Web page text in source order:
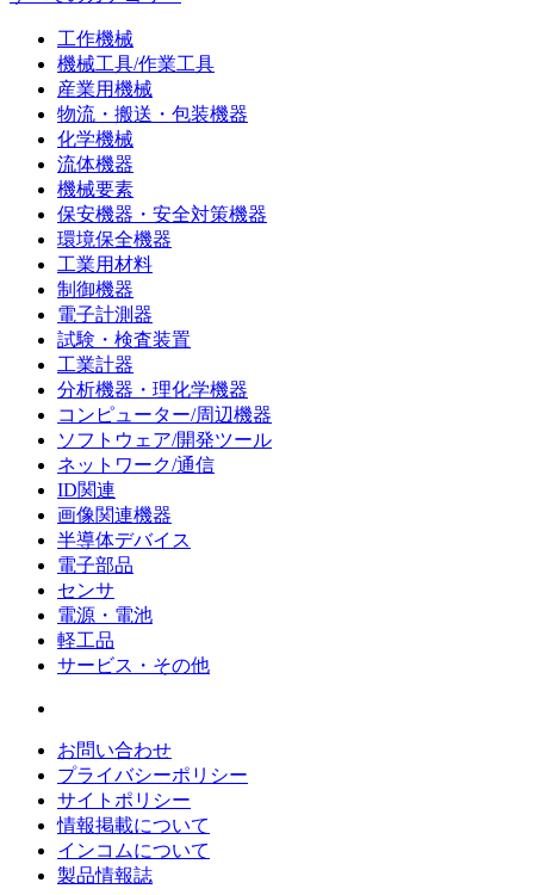
工作機械
機械工具/作業工具
産業用機械
物流・搬送・包装機器
化学機械
流体機器
機械要素
保安機器・安全対策機器
環境保全機器
工業用材料
制御機器
電子計測器
試験・検査装置
工業計器
分析機器・理化学機器
コンピューター/周辺機器
ソフトウェア/開発ツール
ネットワーク/通信
ID関連
画像関連機器
半導体デバイス
電子部品
センサ
電源・電池
軽工品
サービス・その他
お問い合わせ
プライバシーポリシー
サイトポリシー
情報掲載について
インコムについて
製品情報誌